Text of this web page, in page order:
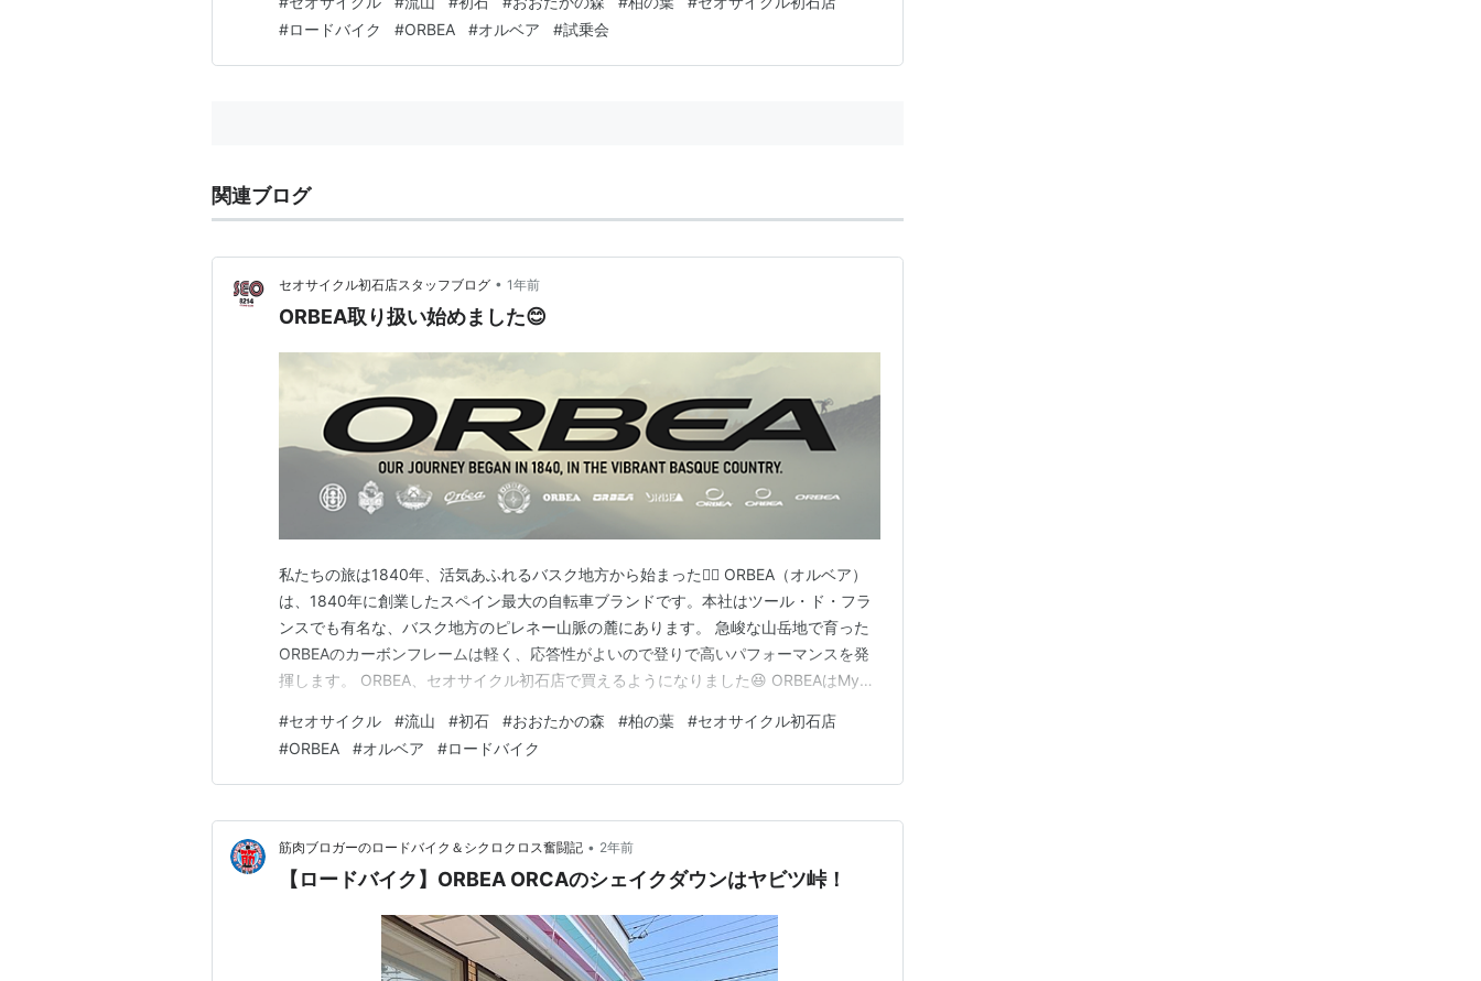
#ロードバイク #ORBEA #オルベア #試乗会
関連ブログ
セオサイクル初石店スタッフブログ • 1年前
ORBEA取り扱い始めました😊
私たちの旅は1840年、活気あふれるバスク地方から始まった🚴‍♀️ ORBEA（オルベア）
は、1840年に創業したスペイン最大の自転車ブランドです。本社はツール・ド・フラ
ンスでも有名な、バスク地方のピレネー山脈の麓にあります。 急峻な山岳地で育った
ORBEAのカーボンフレームは軽く、応答性がよいので登りで高いパフォーマンスを発
揮します。 ORBEA、セオサイクル初石店で買えるようになりました😆 ORBEAはMy
を提供していて、Webでカラーイメージを作成できます。 しかも、特別なソフトは必
要なくアナタのパソコン…
#セオサイクル #流山 #初石 #おおたかの森 #柏の葉 #セオサイクル初石店
#ORBEA #オルベア #ロードバイク
筋肉ブロガーのロードバイク＆シクロクロス奮闘記 • 2年前
【ロードバイク】ORBEA ORCAのシェイクダウンはヤビツ峠！